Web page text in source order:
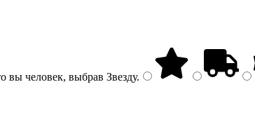
вы человек, выбрав Звезду.